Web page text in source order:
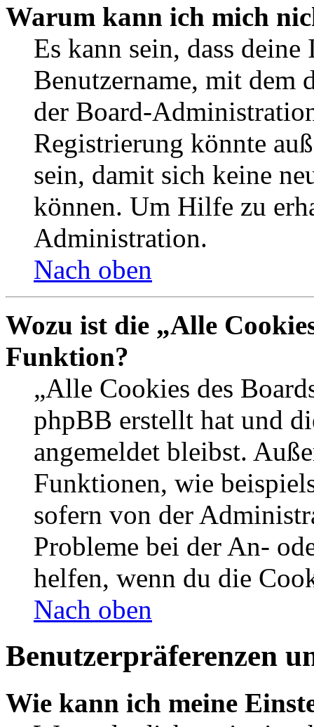
Warum kann ich mich
Es kann sein, dass
Benutzername, mit dem
der Board-
Registrierung könnte
sein, damit sich keine
können. Um Hilfe zu
Administration.
Nach oben
Wozu ist die „Alle
Funktion?
„Alle Cookies des
phpBB erstellt hat und
angemeldet bleibst.
Funktionen, wie
sofern von der
Probleme bei der An-
helfen, wenn du die
Nach oben
Benutzerpräferenzen
Wie kann ich meine